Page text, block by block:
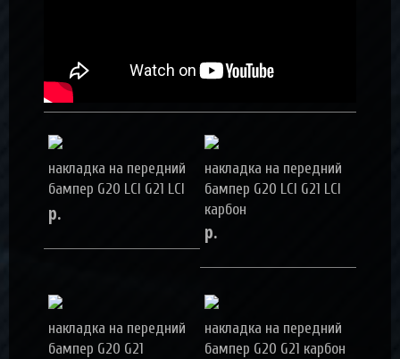
накладка на передний
бампер G20 LCI G21 LCI
р.
накладка на передний
бампер G20 LCI G21 LCI
карбон
р.
накладка на передний
бампер G20 G21
накладка на передний
бампер G20 G21 карбон